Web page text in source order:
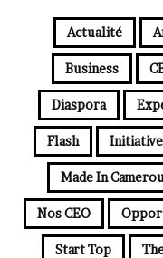
Actualité
Business
Diaspora
Flash Initiative
Made In
Nos CEO
Start Top